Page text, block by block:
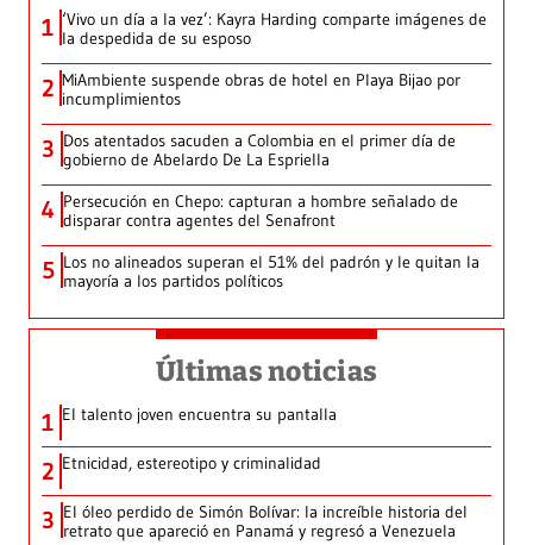
1 ‘Vivo un día a la vez’: Kayra Harding comparte imágenes de
la despedida de su esposo
2 MiAmbiente suspende obras de hotel en Playa Bijao por
incumplimientos
3 Dos atentados sacuden a Colombia en el primer día de
gobierno de Abelardo De La Espriella
4 Persecución en Chepo: capturan a hombre señalado de
disparar contra agentes del Senafront
5 Los no alineados superan el 51% del padrón y le quitan la
mayoría a los partidos políticos
Últimas noticias
1 El talento joven encuentra su pantalla​
2 Etnicidad, estereotipo y criminalidad
3 El óleo perdido de Simón Bolívar: la increíble historia del
retrato que apareció en Panamá y regresó a Venezuela